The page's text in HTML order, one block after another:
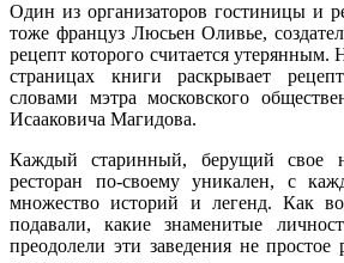
Один из организаторов гостиницы и
тоже француз Люсьен Оливье,
рецепт которого считается
страницах книги раскрывает
словами мэтра московского
Исааковича Магидова.
Каждый старинный, берущий свое
ресторан по-своему уникален, с
множество историй и легенд. Как
подавали, какие знаменитые
преодолели эти заведения не